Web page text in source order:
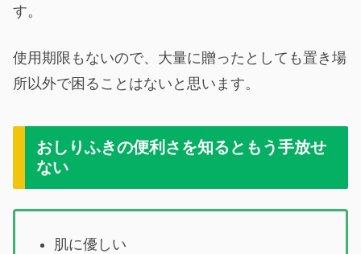
す。
使用期限もないので、大量に贈ったとしても置き場
所以外で困ることはないと思います。
おしりふきの便利さを知るともう手放せ
ない
肌に優しい